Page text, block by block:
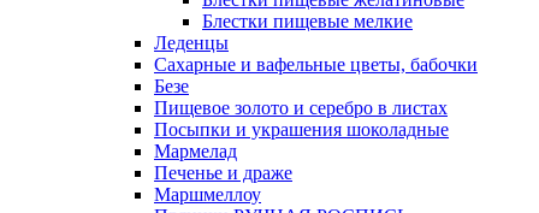
Блестки пищевые мелкие
Леденцы
Сахарные и вафельные цветы, бабочки
Безе
Пищевое золото и серебро в листах
Посыпки и украшения шоколадные
Мармелад
Печенье и драже
Маршмеллоу